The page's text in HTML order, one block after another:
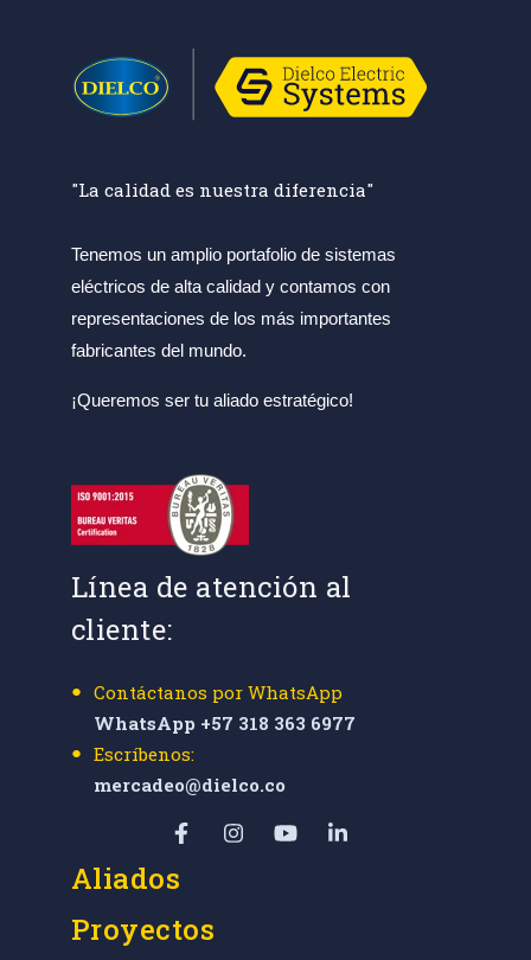
"La calidad es nuestra diferencia"
Tenemos un amplio portafolio de sistemas
eléctricos de alta calidad y contamos con
representaciones de los más importantes
fabricantes del mundo.
¡Queremos ser tu aliado estratégico!
Línea de atención al
cliente:
Contáctanos por WhatsApp
WhatsApp +57 318 363 6977
Escríbenos:
mercadeo@dielco.co
Aliados
Proyectos